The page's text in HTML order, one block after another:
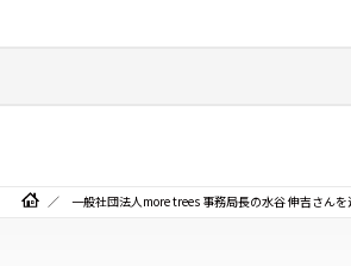
一般社団法人more trees 事務局長の水谷 伸吉さんを